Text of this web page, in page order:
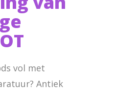
vol met
Antiek